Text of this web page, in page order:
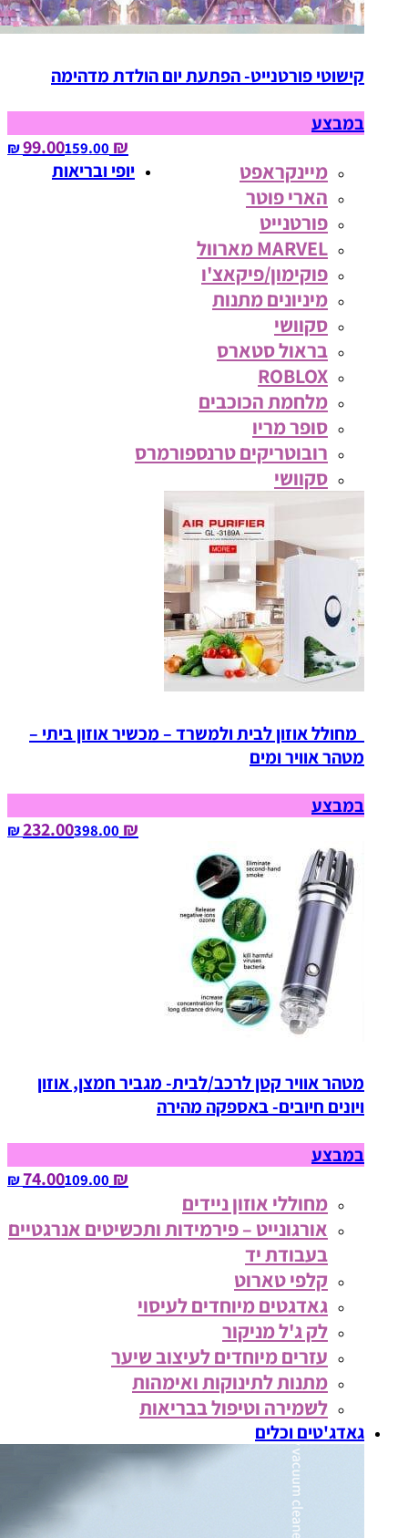
קישוטי פורטנייט- הפתעת יום הולדת מדהימה
במבצע
₪ 99.00
159.00‏ ₪
מיינקראפט
הארי פוטר
פורטנייט
MARVEL מארוול
פוקימון/פיקאצ'ו
מיניונים מתנות
סקוושי
בראול סטארס
ROBLOX
מלחמת הכוכבים
סופר מריו
רובוטריקים טרנספורמרס
סקוושי
יופי ובריאות
מחולל אוזון לבית ולמשרד – מכשיר אוזון ביתי –
מטהר אוויר ומים
במבצע
₪ 232.00
398.00‏ ₪
מטהר אוויר קטן לרכב/לבית- מגביר חמצן, אוזון
ויונים חיובים- באספקה מהירה
במבצע
₪ 74.00
109.00‏ ₪
מחוללי אוזון ניידים
אורגונייט – פירמידות ותכשיטים אנרגטיים
בעבודת יד
קלפי טארוט
גאדגטים מיוחדים לעיסוי
לק ג'ל מניקור
עזרים מיוחדים לעיצוב שיער
מתנות לתינוקות ואימהות
לשמירה וטיפול בבריאות
גאדג'טים וכלים